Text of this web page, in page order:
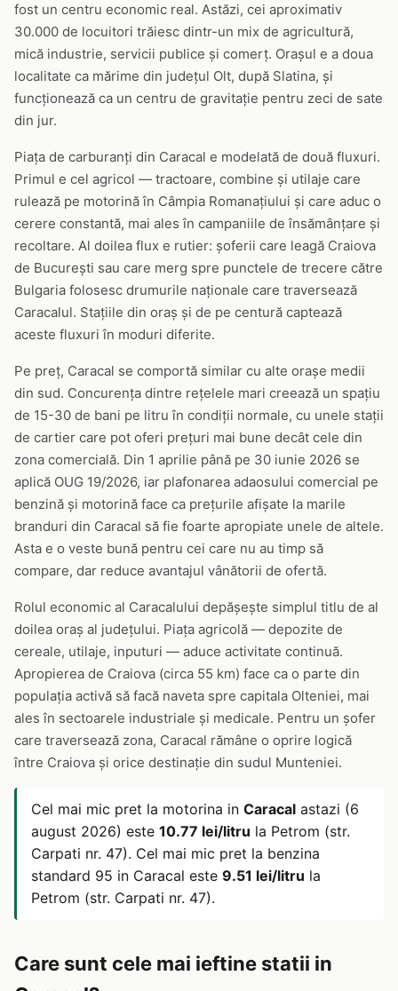
fost un centru economic real. Astăzi, cei aproximativ
30.000 de locuitori trăiesc dintr-un mix de agricultură,
mică industrie, servicii publice și comerț. Orașul e a doua
localitate ca mărime din județul Olt, după Slatina, și
funcționează ca un centru de gravitație pentru zeci de sate
din jur.
Piața de carburanți din Caracal e modelată de două fluxuri.
Primul e cel agricol — tractoare, combine și utilaje care
rulează pe motorină în Câmpia Romanațiului și care aduc o
cerere constantă, mai ales în campaniile de însămânțare și
recoltare. Al doilea flux e rutier: șoferii care leagă Craiova
de București sau care merg spre punctele de trecere către
Bulgaria folosesc drumurile naționale care traversează
Caracalul. Stațiile din oraș și de pe centură captează
aceste fluxuri în moduri diferite.
Pe preț, Caracal se comportă similar cu alte orașe medii
din sud. Concurența dintre rețelele mari creează un spațiu
de 15-30 de bani pe litru în condiții normale, cu unele stații
de cartier care pot oferi prețuri mai bune decât cele din
zona comercială. Din 1 aprilie până pe 30 iunie 2026 se
aplică OUG 19/2026, iar plafonarea adaosului comercial pe
benzină și motorină face ca prețurile afișate la marile
branduri din Caracal să fie foarte apropiate unele de altele.
Asta e o veste bună pentru cei care nu au timp să
compare, dar reduce avantajul vânătorii de ofertă.
Rolul economic al Caracalului depășește simplul titlu de al
doilea oraș al județului. Piața agricolă — depozite de
cereale, utilaje, inputuri — aduce activitate continuă.
Apropierea de Craiova (circa 55 km) face ca o parte din
populația activă să facă naveta spre capitala Olteniei, mai
ales în sectoarele industriale și medicale. Pentru un șofer
care traversează zona, Caracal rămâne o oprire logică
între Craiova și orice destinație din sudul Munteniei.
Cel mai mic pret la motorina in Caracal astazi (6
august 2026) este 10.77 lei/litru la Petrom (str.
Carpati nr. 47). Cel mai mic pret la benzina
standard 95 in Caracal este 9.51 lei/litru la
Petrom (str. Carpati nr. 47).
Care sunt cele mai ieftine statii in